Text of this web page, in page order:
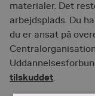
materialer. Det
arbejdsplads. Du
du er ansat på
tilskuddet.